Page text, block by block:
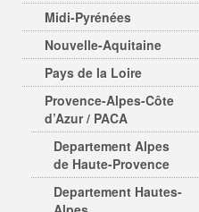
Midi-Pyrénées
Nouvelle-Aquitaine
Pays de la Loire
Provence-Alpes-Côte
d’Azur / PACA
Departement Alpes
de Haute-Provence
Departement Hautes-